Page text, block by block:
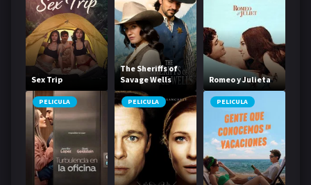
Sex Trip
The Sheriffs of
Savage Wells
Romeo y Julieta
PELICULA PELICULA PELICULA